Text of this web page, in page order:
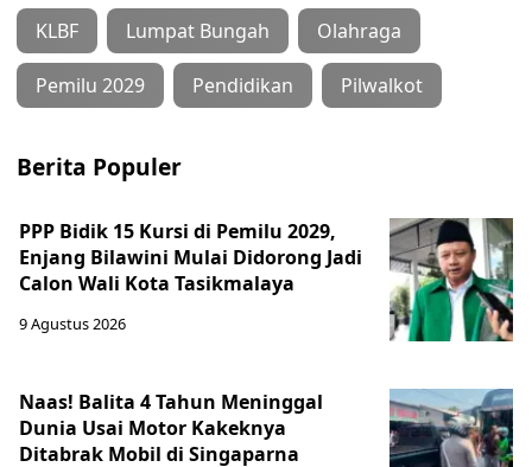
KLBF Lumpat Bungah Olahraga
Pemilu 2029 Pendidikan Pilwalkot
Berita Populer
PPP Bidik 15 Kursi di Pemilu 2029,
Enjang Bilawini Mulai Didorong Jadi
Calon Wali Kota Tasikmalaya
9 Agustus 2026
Naas! Balita 4 Tahun Meninggal
Dunia Usai Motor Kakeknya
Ditabrak Mobil di Singaparna